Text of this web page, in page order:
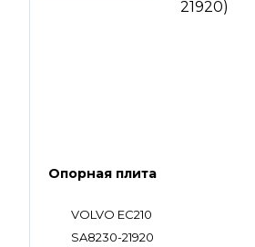
Опорная плита
VOLVO EC210
SA8230-21920